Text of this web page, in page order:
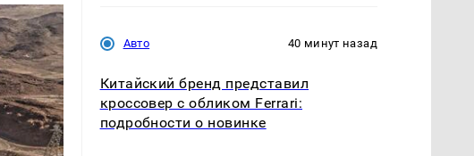
Авто 40 минут назад
Китайский бренд представил
кроссовер с обликом Ferrari:
подробности о новинке